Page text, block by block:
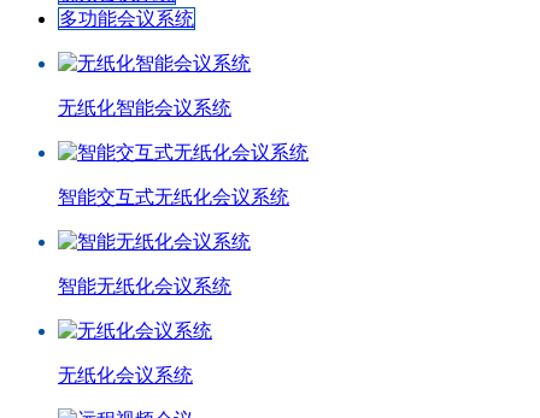
多功能会议系统
无纸化智能会议系统
智能交互式无纸化会议系统
智能无纸化会议系统
无纸化会议系统